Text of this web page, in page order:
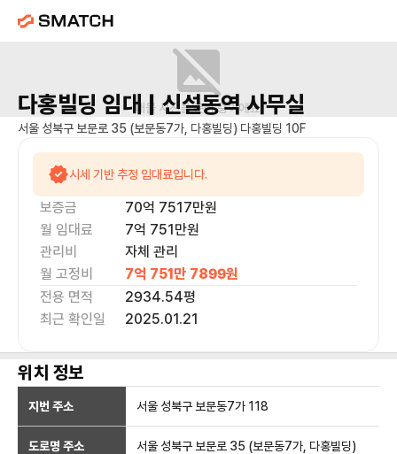
매물 사진을 준비 중이에요.
다홍빌딩 임대 | 신설동역사무실
서울 성북구 보문로 35 (보문동7가, 다홍빌딩) 다홍빌딩 10F
시세 기반 추정 임대료입니다.
보증금 70억 7517만원
월 임대료
7억 751만원
관리비
자체 관리
월 고정비
7억 751만 7899원
전용 면적
2934.54평
최근 확인일
2025.01.21
위치 정보
지번 주소 서울 성북구 보문동7가 118
도로명 주소 서울 성북구 보문로 35 (보문동7가, 다홍빌딩)